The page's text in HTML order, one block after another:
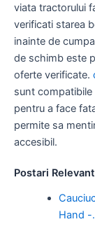
viata tractorului
verificati starea
inainte de
de schimb este
oferte verificate.
sunt
pentru a face
permite sa
accesibil.
Postari
Hand